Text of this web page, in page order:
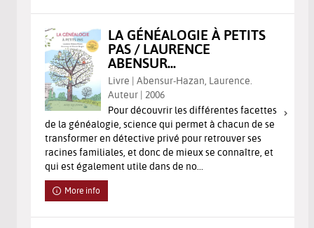
LA GÉNÉALOGIE À PETITS
PAS / LAURENCE
ABENSUR...
Livre | Abensur-Hazan, Laurence.
Auteur | 2006
Pour découvrir les différentes facettes
de la généalogie, science qui permet à chacun de se
transformer en détective privé pour retrouver ses
racines familiales, et donc de mieux se connaître, et
qui est également utile dans de no...
More info